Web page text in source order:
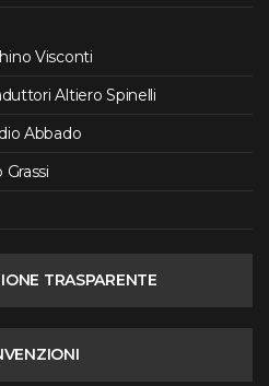
Visconti
Altiero Spinelli
Abbado
TRASPARENTE